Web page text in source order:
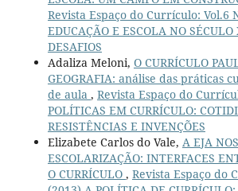
Revista Espaço do Currículo: Vol.6
EDUCAÇÃO E ESCOLA NO SÉCULO
DESAFIOS
Adaliza Meloni, O CURRÍCULO
GEOGRAFIA: análise das práticas
de aula , Revista Espaço do
POLÍTICAS EM CURRÍCULO:
RESISTÊNCIAS E INVENÇÕES
Elizabete Carlos do Vale, A EJA
ESCOLARIZAÇÃO: INTERFACES
O CURRÍCULO , Revista Espaço do